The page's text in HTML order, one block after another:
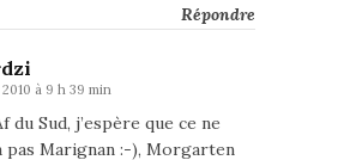
Répondre
2010 à 9 h 39 min
du Sud, j’espère que ce ne
pas Marignan :-), Morgarten